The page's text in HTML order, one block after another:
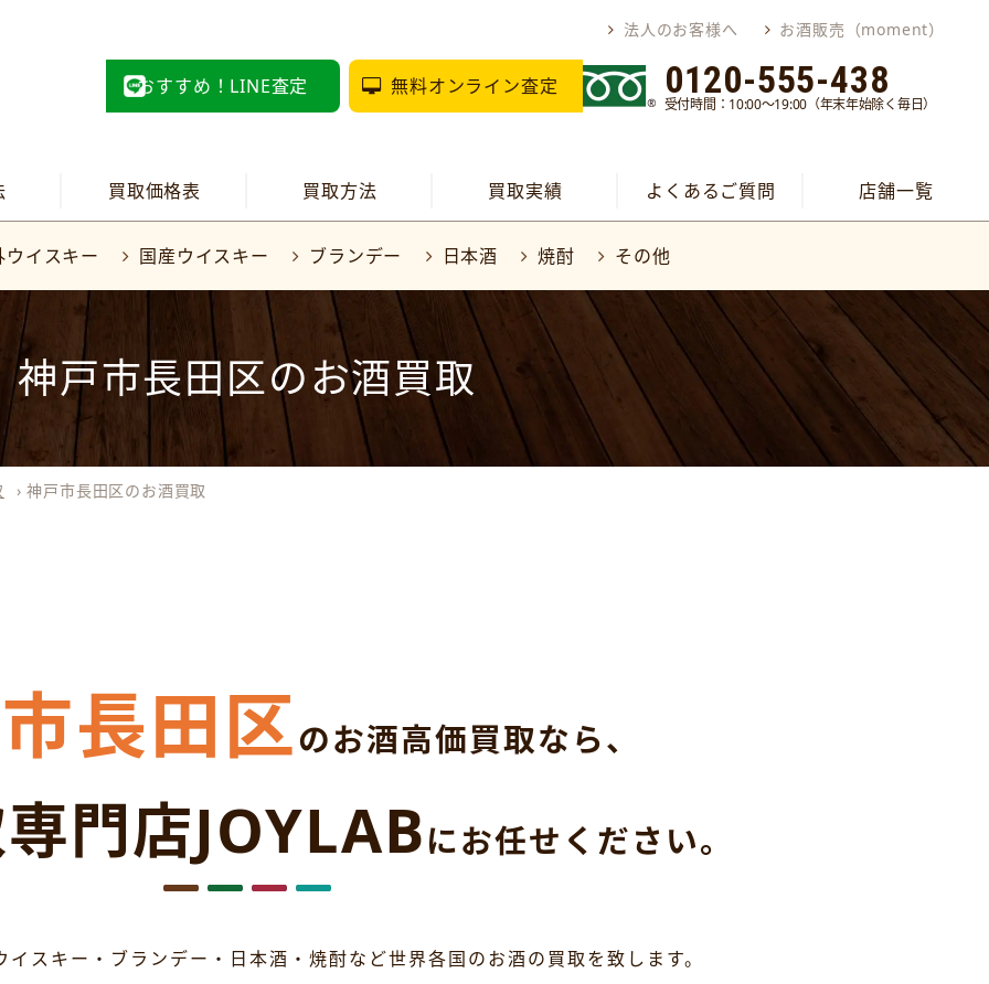
法人のお客様へ お酒販売（moment）
おすすめ！LINE査定 無料オンライン査定 0120-555-438
受付時間：10:00～19:00（年末年始除く毎日）
買取価格表 買取方法 買取実績 よくあるご質問 店舗一覧
ウイスキー 国産ウイスキー ブランデー 日本酒 焼酎 その他
神戸市長田区のお酒買取
›神戸市長田区のお酒買取
長田区のお酒高価買取なら、
門店JOYLABにお任せください。
スキー・ブランデー・日本酒・焼酎など世界各国のお酒の買取を致します。